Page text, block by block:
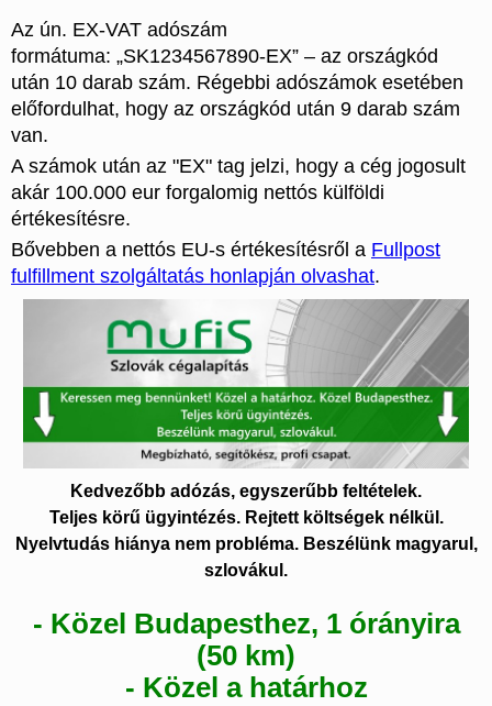
Az ún. EX-VAT adószám
formátuma: „SK1234567890-EX” – az országkód
után 10 darab szám. Régebbi adószámok esetében
előfordulhat, hogy az országkód után 9 darab szám
van.
A számok után az "EX" tag jelzi, hogy a cég jogosult
akár 100.000 eur forgalomig nettós külföldi
értékesítésre.
Bővebben a nettós EU-s értékesítésről a Fullpost
fulfillment szolgáltatás honlapján olvashat.
Kedvezőbb adózás, egyszerűbb feltételek.
Teljes körű ügyintézés. Rejtett költségek nélkül.
Nyelvtudás hiánya nem probléma. Beszélünk magyarul,
szlovákul.
- Közel Budapesthez, 1 órányira
(50 km)
- Közel a határhoz